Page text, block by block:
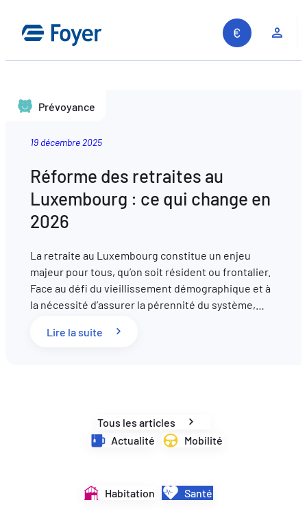
Recherche sur le site
Prévoyance
19 décembre 2025
Réforme des retraites au
Luxembourg : ce qui change en
2026
La retraite au Luxembourg constitue un enjeu
majeur pour tous, qu’on soit résident ou frontalier.
Face au défi du vieillissement démographique et à
la nécessité d’assurer la pérennité du système,…
Lire la suite : Réforme des retraites au Luxembourg :
Tous les articles
Actualité
Mobilité
Habitation Santé